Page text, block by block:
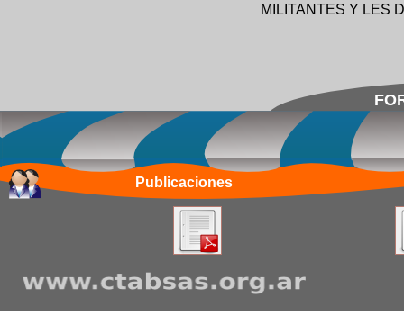
MILITANTES Y LES
Publicaciones